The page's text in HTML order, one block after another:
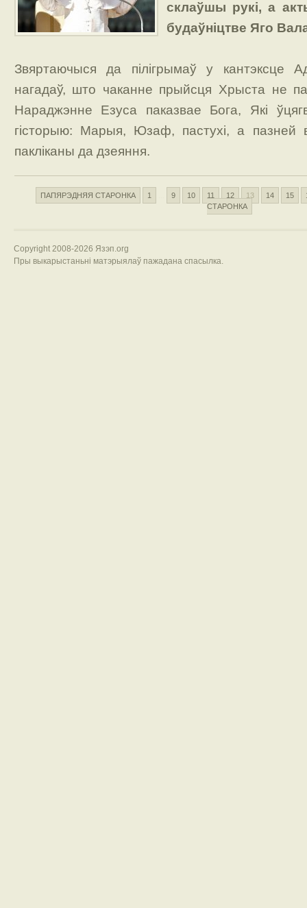
склаўшы рукі, а
будаўніцтве Яго
Звяртаючыся да пілігрымаў у кантэксце
нагадаў, што чаканне прыйсця Хрыста не
Нараджэнне Езуса паказвае Бога, Які
гісторыю: Марыя, Юзаф, пастухі, а пазней
пакліканы да дзеяння.
ПАПЯРЭДНЯЯ СТАРОНКА 1 9 10 11 12 13 14 15
СТАРОНКА
Copyright 2008-2026 Язэп.org
Пры выкарыстаньні матэрыялаў пажадана спасылка.